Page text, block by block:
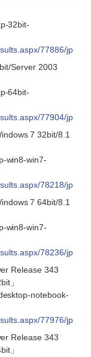
32bit-
77886/jp
Server 2003
64bit-
77904/jp
7 32bit/8.1
win8-win7-
78218/jp
7 64bit/8.1
win8-win7-
78236/jp
Release 343
」
notebook-
77976/jp
Release 343
」